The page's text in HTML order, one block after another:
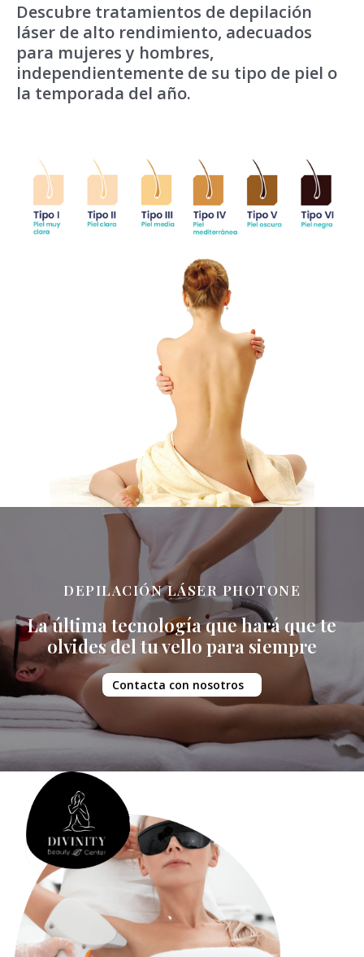
Descubre tratamientos de depilación
láser de alto rendimiento, adecuados
para mujeres y hombres,
independientemente de su tipo de piel o
la temporada del año.
DEPILACIÓN LÁSER PHOTONE
La última tecnología que hará que te
olvides del tu vello para siempre
Contacta con nosotros